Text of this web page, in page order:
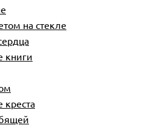
на стекле
книги
креста